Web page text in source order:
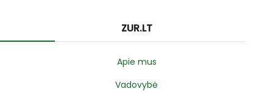
ZUR.LT
Apie mus
Vadovybė